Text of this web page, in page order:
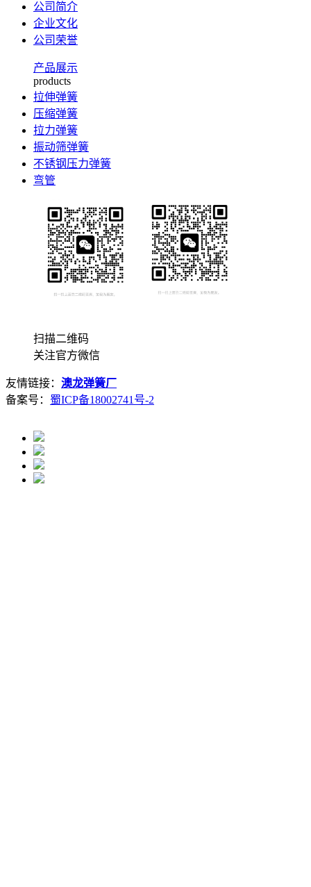
公司简介
企业文化
公司荣誉
产品展示
products
拉伸弹簧
压缩弹簧
拉力弹簧
振动筛弹簧
不锈钢压力弹簧
弯管
扫描二维码
关注官方微信
友情链接： 澳龙弹簧厂
备案号： 蜀ICP备18002741号-2